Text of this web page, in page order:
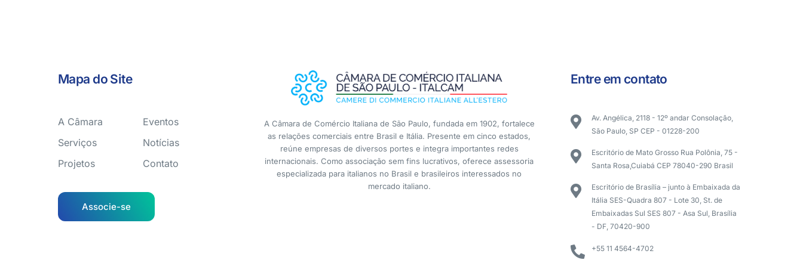
Mapa do Site
A Câmara
Serviços
Projetos
Eventos
Notícias
Contato
Associe-se
A Câmara de Comércio Italiana de São Paulo, fundada em 1902, fortalece
as relações comerciais entre Brasil e Itália. Presente em cinco estados,
reúne empresas de diversos portes e integra importantes redes
internacionais. Como associação sem fins lucrativos, oferece assessoria
especializada para italianos no Brasil e brasileiros interessados no
mercado italiano.
Entre em contato
Av. Angélica, 2118 - 12º andar Consolação,
São Paulo, SP CEP - 01228-200
Escritório de Mato Grosso Rua Polônia, 75 -
Santa Rosa,Cuiabá CEP 78040-290 Brasil
Escritório de Brasília – junto à Embaixada da
Itália SES-Quadra 807 - Lote 30, St. de
Embaixadas Sul SES 807 - Asa Sul, Brasília
- DF, 70420-900
+55 11 4564-4702